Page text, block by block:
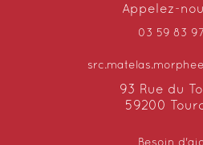
Appelez-
03 59 83
93 Rue du
59200